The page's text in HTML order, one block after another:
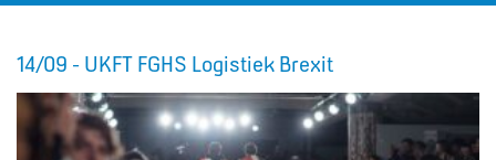
14/09 - UKFT FGHS Logistiek Brexit